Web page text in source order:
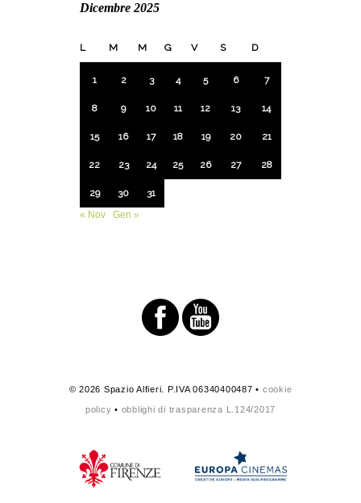
Dicembre 2025
L M M G V S D
1 2 3 4 5 6 7
8 9 10 11 12 13 14
15 16 17 18 19 20 21
22 23 24 25 26 27 28
29 30
31
« Nov
Gen »
© 2026 Spazio Alfieri. P.IVA 06340400487 • cookie
policy • obblighi di trasparenza L.124/2017